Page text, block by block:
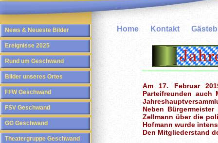
News & Neueste Bilder
Ereignisse 2025
Rund um Geschwand
Bilder unseres Ortes
FFW Geschwand
FSV Geschwand
GG Geschwand
Theatergruppe Geschwand
Home Kontakt
Am 17. Februar
Parteifreunden auch
Neben
Zellmann über die
Hofmann wurde
Den Mitgliederstand